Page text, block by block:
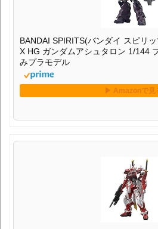
BANDAI SPIRITS(バンダイ スピリ
X HG ガンダムアシュタロン 1/144
みプラモデル